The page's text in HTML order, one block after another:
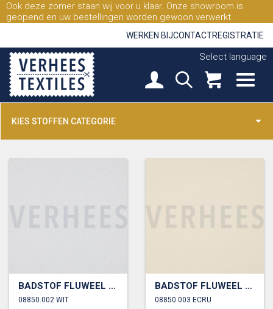
Ook deze zomer staan wij voor u klaar. Onze showroom is
geopend en uw bestellingen worden gewoon verwerkt.
WERKEN BIJCONTACTREGISTRATIE
Select language
KIES STOFFEN CATEGORIE
BADSTOF FLUWEEL BAMBOE
08850.002 WIT
BADSTOF FLUWEEL BAMBOE
08850.003 ECRU